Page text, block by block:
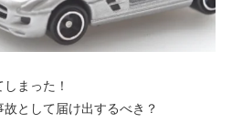
まった！
として届け出するべき？